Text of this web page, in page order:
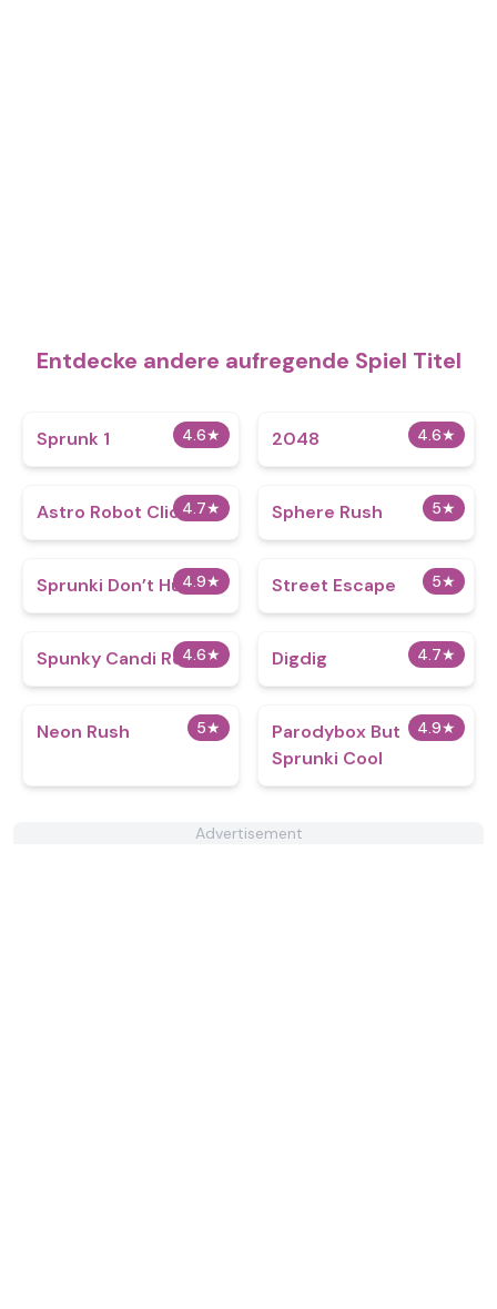
Entdecke andere aufregende Spiel Titel
4.6★
Sprunk 1 4.6★
2048
4.7★
Astro Robot Clicker 5★
Sphere Rush
4.9★
Sprunki Don’t Hug Me 5★
Street Escape
4.6★
Spunky Candi Retake 4.7★
Digdig
5★
Neon Rush 4.9★
Parodybox But
Sprunki Cool
Advertisement